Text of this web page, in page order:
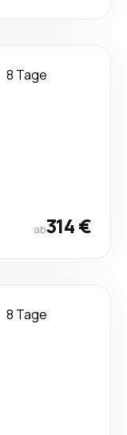
8 Tage
ab314 €
8 Tage